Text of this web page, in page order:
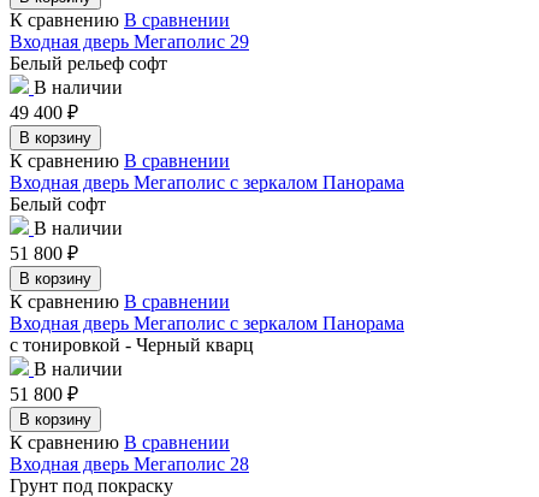
К сравнению В сравнении
Входная дверь Мегаполис 29
Белый рельеф софт
В наличии
49 400 ₽
В корзину
К сравнению В сравнении
Входная дверь Мегаполис с зеркалом Панорама
Белый софт
В наличии
51 800 ₽
В корзину
К сравнению В сравнении
Входная дверь Мегаполис с зеркалом Панорама
с тонировкой - Черный кварц
В наличии
51 800 ₽
В корзину
К сравнению В сравнении
Входная дверь Мегаполис 28
Грунт под покраску